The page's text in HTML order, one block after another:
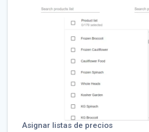
Asignar listas de precios